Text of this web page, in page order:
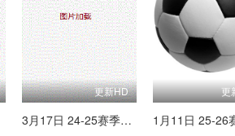
更新HD
3月17日 24-25赛季NBA常规赛 黄蜂VS快船
更